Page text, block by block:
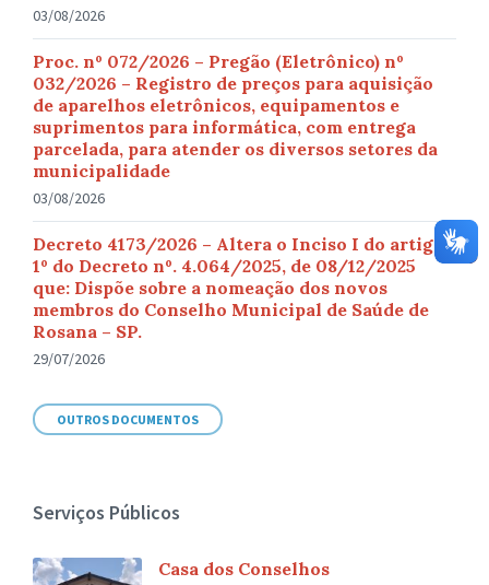
03/08/2026
Proc. nº 072/2026 – Pregão (Eletrônico) nº
032/2026 – Registro de preços para aquisição
de aparelhos eletrônicos, equipamentos e
suprimentos para informática, com entrega
parcelada, para atender os diversos setores da
municipalidade
03/08/2026
Decreto 4173/2026 – Altera o Inciso I do artigo
1º do Decreto nº. 4.064/2025, de 08/12/2025
que: Dispõe sobre a nomeação dos novos
membros do Conselho Municipal de Saúde de
Rosana – SP.
29/07/2026
OUTROS DOCUMENTOS
Serviços Públicos
Casa dos Conselhos